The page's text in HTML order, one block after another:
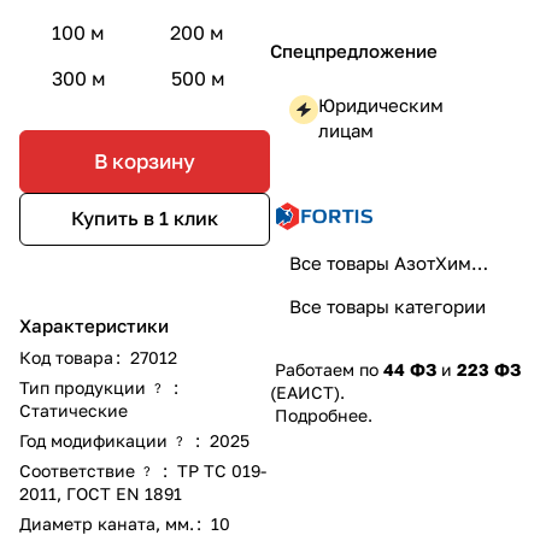
100 м
200 м
300 м
500 м
В корзину
Купить в 1 клик
Характеристики
Код товара : 27012
Тип продукции
?
:
Статические
Год модификации
? : 2025
Соответствие ? : ТР ТС 019-
2011, ГОСТ EN 1891
Диаметр каната, мм. : 10
Спецпредложение
Юридическим
лицам
Все товары АзотХимФортис
Все товары категории
Работаем по 44 ФЗ и 223 ФЗ
(ЕАИСТ).
Подробнее.